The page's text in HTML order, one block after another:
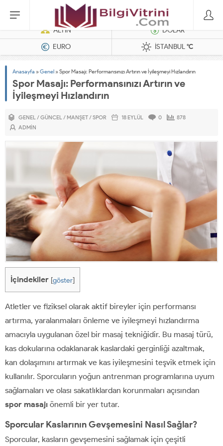
Dizel Jeneratörler
ALTIN
DOLAR
EURO
İSTANBUL°C
Anasayfa »Genel »Spor Masajı: Performansınızı Artırın ve İyileşmeyi Hızlandırın
Spor Masajı: Performansınızı Artırın ve
İyileşmeyi Hızlandırın
GENEL/GÜNCEL/ MANŞET/SPOR 18 EYLÜL 0
878
ADMIN
İçindekiler [göster]
Atletler ve fiziksel olarak aktif bireyler için performansı
artırma, yaralanmaları önleme ve iyileşmeyi hızlandırma
amacıyla uygulanan özel bir masaj tekniğidir. Bu masaj türü,
kas dokularına odaklanarak kaslardaki gerginliği azaltmak,
kan dolaşımını artırmak ve kas iyileşmesini teşvik etmek için
kullanılır. Sporcuların yoğun antrenman programlarına uyum
sağlamaları ve olası sakatlıklardan korunmaları açısından
spor masajı önemli bir yer tutar.
Sporcular Kaslarının Gevşemesini Nasıl Sağlar?
Sporcular, kasların gevşemesini sağlamak için çeşitli